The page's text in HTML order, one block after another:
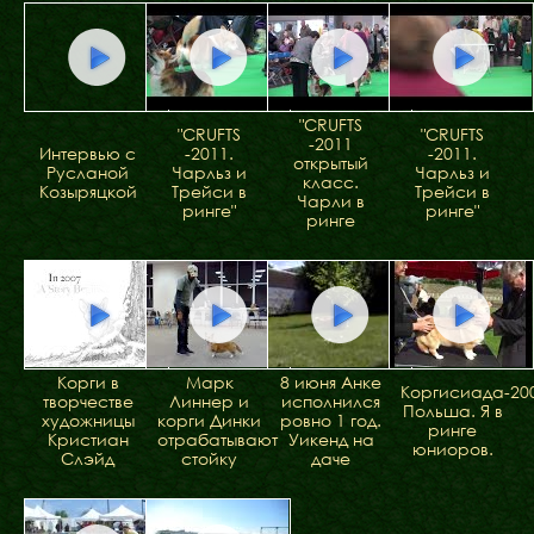
Интервью с
Русланой
Козыряцкой
"CRUFTS
-2011.
Чарльз и
Трейси в
ринге"
"CRUFTS
-2011
открытый
класс.
Чарли в
ринге
"CRUFTS
-2011.
Чарльз и
Трейси в
ринге"
Корги в
творчестве
художницы
Кристиан
Слэйд
Марк
Линнер и
корги Динки
отрабатывают
стойку
8 июня Анке
исполнился
ровно 1 год.
Уикенд на
даче
Коргисиада-
Польша. Я в
ринге
юниоров.
ФАКТИ
БЛОГ
ГАЛЕРЕЇ